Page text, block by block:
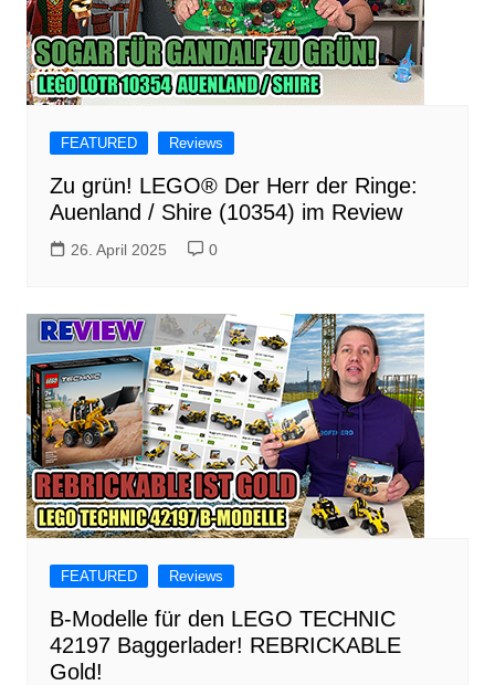
FEATURED Reviews
Zu grün! LEGO® Der Herr der Ringe:
Auenland / Shire (10354) im Review
26. April 2025 0
FEATURED Reviews
B-Modelle für den LEGO TECHNIC
42197 Baggerlader! REBRICKABLE
Gold!